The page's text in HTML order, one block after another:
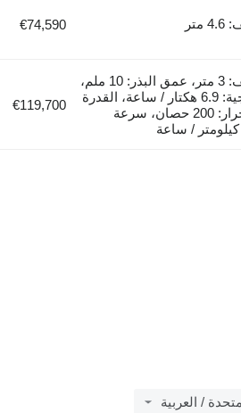
€74,590
اتساع الخطف: 3 متر، عمق البذر: 10 ملم،
القدرة الإنتاجية: 6.9 هكتار / ساعة، القدرة
المطلوبة للجرار: 200 حصان، سرعة
€119,700
/ العربية